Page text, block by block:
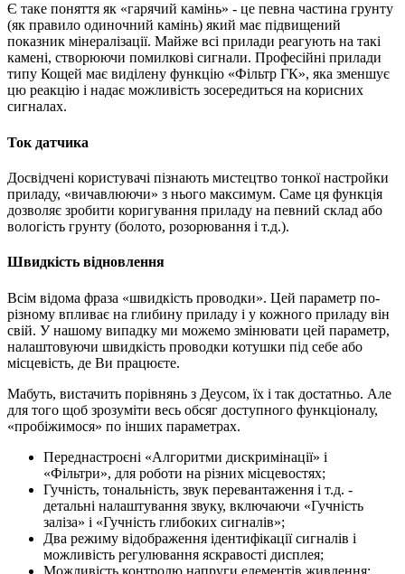
Є таке поняття як «гарячий камінь» - це певна частина грунту
(як правило одиночний камінь) який має підвищений
показник мінералізації. Майже всі прилади реагують на такі
камені, створюючи помилкові сигнали. Професійні прилади
типу Кощей має виділену функцію «Фільтр ГК», яка зменшує
цю реакцію і надає можливість зосередиться на корисних
сигналах.
Ток датчика
Досвідчені користувачі пізнають мистецтво тонкої настройки
приладу, «вичавлюючи» з нього максимум. Саме ця функція
дозволяє зробити коригування приладу на певний склад або
вологість грунту (болото, розорювання і т.д.).
Швидкість відновлення
Всім відома фраза «швидкість проводки». Цей параметр по-
різному впливає на глибину приладу і у кожного приладу він
свій. У нашому випадку ми можемо змінювати цей параметр,
налаштовуючи швидкість проводки котушки під себе або
місцевість, де Ви працюєте.
Мабуть, вистачить порівнянь з Деусом, їх і так достатньо. Але
для того щоб зрозуміти весь обсяг доступного функціоналу,
«пробіжимося» по інших параметрах.
Переднастроєні «Алгоритми дискримінації» і
«Фільтри», для роботи на різних місцевостях;
Гучність, тональність, звук перевантаження і т.д. -
детальні налаштування звуку, включаючи «Гучність
заліза» і «Гучність глибоких сигналів»;
Два режиму відображення ідентифікації сигналів і
можливість регулювання яскравості дисплея;
Можливість контролю напруги елементів живлення;